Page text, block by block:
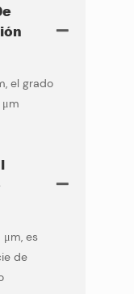
el grado
es
de